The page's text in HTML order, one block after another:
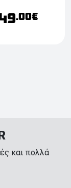
Hub.00€
και πολλά